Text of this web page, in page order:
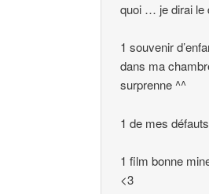
quoi … je dirai le
1 souvenir
dans ma
surprenne ^^
1 de mes
1 film bonne
<3